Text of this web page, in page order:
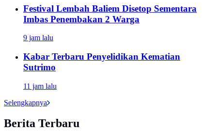
Festival Lembah Baliem Disetop Sementara
Imbas Penembakan 2 Warga
9 jam lalu
Kabar Terbaru Penyelidikan Kematian
Sutrimo
11 jam lalu
Selengkapnya
Berita Terbaru